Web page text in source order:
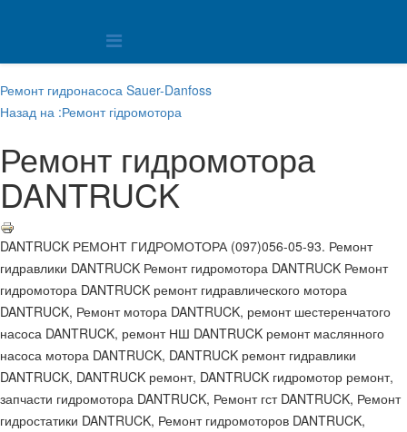
Ремонт гидронасоса Sauer-Danfoss
Назад на :Ремонт гідромотора
Ремонт гидромотора
DANTRUCK
DANTRUCK РЕМОНТ ГИДРОМОТОРА (097)056-05-93. Ремонт
гидравлики DANTRUCK Ремонт гидромотора DANTRUCK Ремонт
гидромотора DANTRUCK ремонт гидравлического мотора
DANTRUCK, Ремонт мотора DANTRUCK, ремонт шестеренчатого
насоса DANTRUCK, ремонт НШ DANTRUCK ремонт маслянного
насоса мотора DANTRUCK, DANTRUCK ремонт гидравлики
DANTRUCK, DANTRUCK ремонт, DANTRUCK гидромотор ремонт,
запчасти гидромотора DANTRUCK, Ремонт гст DANTRUCK, Ремонт
гидростатики DANTRUCK, Ремонт гидромоторов DANTRUCK,